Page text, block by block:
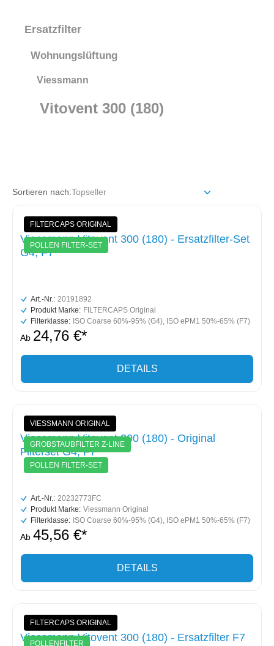
Ersatzfilter
Wohnungslüftung
Viessmann
Vitovent 300 (180)
Sortieren nach:
FILTERCAPS ORIGINAL
POLLEN FILTER-SET
Viessmann Vitovent 300 (180) - Ersatzfilter-Set
G4, F7
Art.-Nr.: 20191892
Produkt Marke: FILTERCAPS Original
Filterklasse: ISO Coarse 60%-95% (G4), ISO ePM1 50%-65% (F7)
Ab 24,76 €*
DETAILS
VIESSMANN ORIGINAL
GROBSTAUBFILTER Z-LINE
POLLEN FILTER-SET
Viessmann Vitovent 300 (180) - Original
Filterset G4, F7
Art.-Nr.: 20232773FC
Produkt Marke: Viessmann Original
Filterklasse: ISO Coarse 60%-95% (G4), ISO ePM1 50%-65% (F7)
Ab 45,56 €*
DETAILS
FILTERCAPS ORIGINAL
POLLENFILTER
Viessmann Vitovent 300 (180) - Ersatzfilter F7